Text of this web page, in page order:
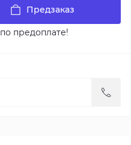
Предзаказ
предоплате!